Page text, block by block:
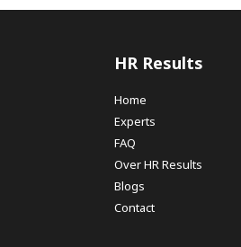
HR Results
Home
Experts
FAQ
Over HR Results
Blogs
Contact